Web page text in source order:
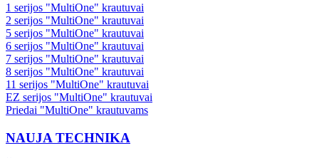
1 serijos "MultiOne" krautuvai
2 serijos "MultiOne" krautuvai
5 serijos "MultiOne" krautuvai
6 serijos "MultiOne" krautuvai
7 serijos "MultiOne" krautuvai
8 serijos "MultiOne" krautuvai
11 serijos "MultiOne" krautuvai
EZ serijos "MultiOne" krautuvai
Priedai "MultiOne" krautuvams
NAUJA TECHNIKA